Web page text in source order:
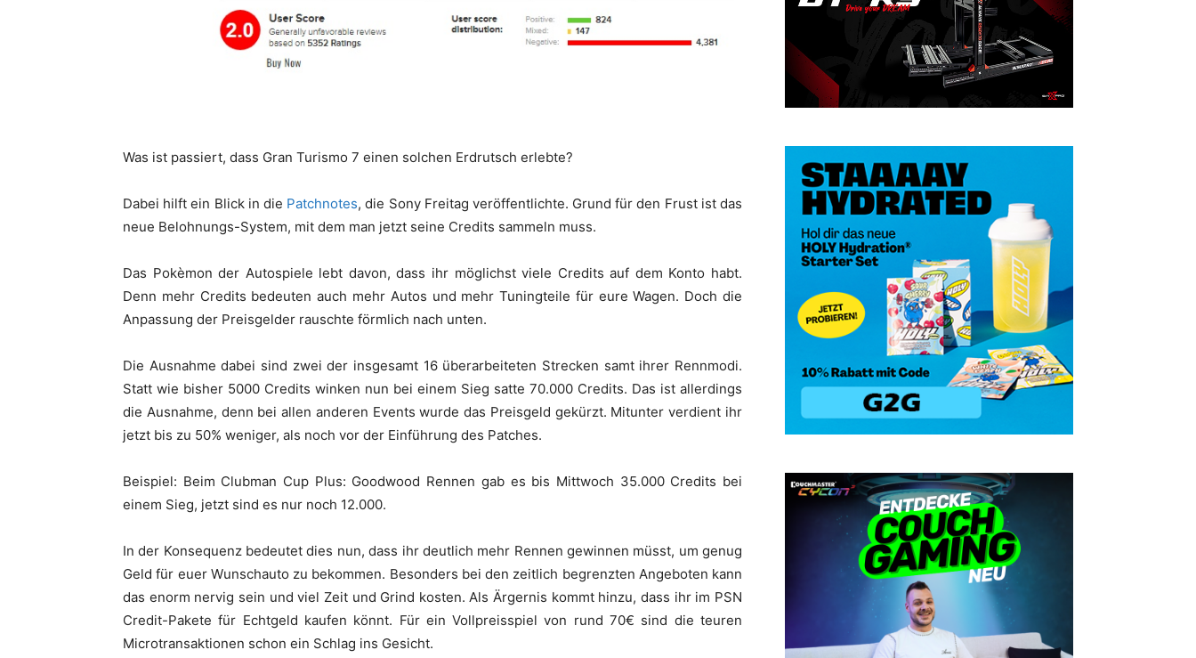
Was ist passiert, dass Gran Turismo 7 einen solchen Erdrutsch erlebte?
Dabei hilft ein Blick in die Patchnotes, die Sony Freitag veröffentlichte. Grund für den Frust ist das
neue Belohnungs-System, mit dem man jetzt seine Credits sammeln muss.
Das Pokèmon der Autospiele lebt davon, dass ihr möglichst viele Credits auf dem Konto habt.
Denn mehr Credits bedeuten auch mehr Autos und mehr Tuningteile für eure Wagen. Doch die
Anpassung der Preisgelder rauschte förmlich nach unten.
Die Ausnahme dabei sind zwei der insgesamt 16 überarbeiteten Strecken samt ihrer Rennmodi.
Statt wie bisher 5000 Credits winken nun bei einem Sieg satte 70.000 Credits. Das ist allerdings
die Ausnahme, denn bei allen anderen Events wurde das Preisgeld gekürzt. Mitunter verdient ihr
jetzt bis zu 50% weniger, als noch vor der Einführung des Patches.
Beispiel: Beim Clubman Cup Plus: Goodwood Rennen gab es bis Mittwoch 35.000 Credits bei
einem Sieg, jetzt sind es nur noch 12.000.
In der Konsequenz bedeutet dies nun, dass ihr deutlich mehr Rennen gewinnen müsst, um genug
Geld für euer Wunschauto zu bekommen. Besonders bei den zeitlich begrenzten Angeboten kann
das enorm nervig sein und viel Zeit und Grind kosten. Als Ärgernis kommt hinzu, dass ihr im PSN
Credit-Pakete für Echtgeld kaufen könnt. Für ein Vollpreisspiel von rund 70€ sind die teuren
Microtransaktionen schon ein Schlag ins Gesicht.